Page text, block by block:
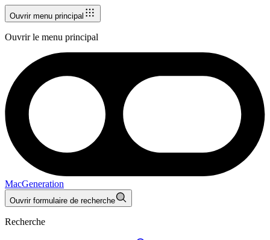
Ouvrir menu principal
Ouvrir le menu principal
MacGeneration
Ouvrir formulaire de recherche
Recherche